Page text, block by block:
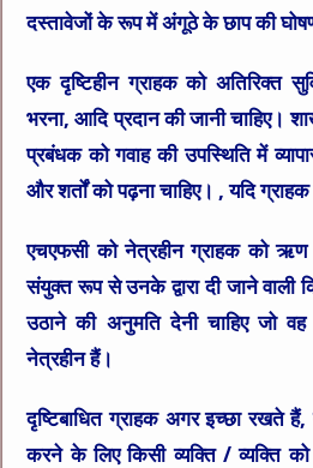
दस्तावेजों के रूप में अंगूठे के छाप की
एक दृष्टिहीन ग्राहक को अतिरिक्त
भरना, आदि प्रदान की जानी चाहिए।
प्रबंधक को गवाह की उपस्थिति में
और शर्तों को पढ़ना चाहिए। , यदि ग्राहक
एचएफसी को नेत्रहीन ग्राहक को
संयुक्त रूप से उनके द्वारा दी जाने वाली
उठाने की अनुमति देनी चाहिए जो
नेत्रहीन हैं।
दृष्टिबाधित ग्राहक अगर इच्छा रखते
करने के लिए किसी व्यक्ति / व्यक्ति